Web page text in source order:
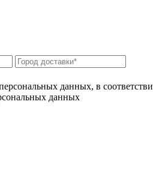
данных, в
данных